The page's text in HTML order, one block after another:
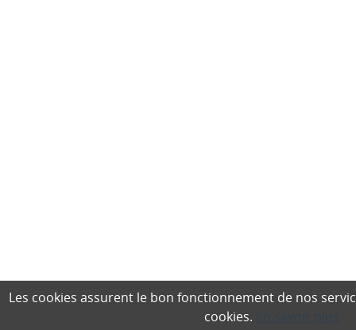
Les cookies assurent le bon fonctionnement de nos
cookies.